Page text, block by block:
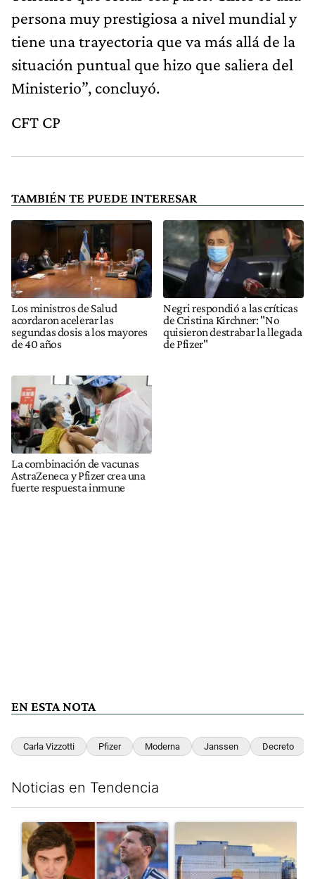
persona muy prestigiosa a nivel mundial y
tiene una trayectoria que va más allá de la
situación puntual que hizo que saliera del
Ministerio”, concluyó.
CFT CP
TAMBIÉN TE PUEDE INTERESAR
Los ministros de Salud
acordaron acelerar las
segundas dosis a los mayores
de 40 años
Negri respondió a las críticas
de Cristina Kirchner: "No
quisieron destrabar la llegada
de Pfizer"
La combinación de vacunas
AstraZeneca y Pfizer crea una
fuerte respuesta inmune
EN ESTA NOTA
Carla Vizzotti Pfizer Moderna Janssen Decreto
Noticias en Tendencia
Un artículo de tendencia con el título "Milei despidió a Jorge